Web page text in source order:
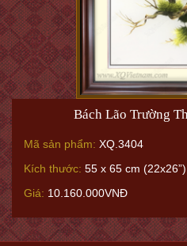
Bách Lão Trường
Mã sản phẩm: XQ.3404
Kích thước: 55 x 65 cm (22x26”)
Giá: 10.160.000VNĐ